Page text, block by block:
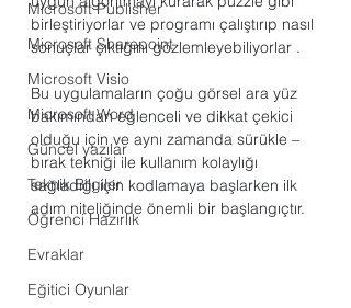
Microsoft Publisher
Microsoft Sharepoint
Microsoft Visio
Microsoft Word
Güncel yazılar
Teknik Bilgiler
Öğrenci Hazırlık
Evraklar
Eğitici Oyunlar
birleştiriyorlar ve programı çalıştırıp nasıl
sonuçlar çıktığını gözlemleyebiliyorlar .
Bu uygulamaların çoğu görsel ara yüz
bakımından eğlenceli ve dikkat çekici
olduğu için ve aynı zamanda sürükle –
bırak tekniği ile kullanım kolaylığı
sağladığı için kodlamaya başlarken ilk
adım niteliğinde önemli bir başlangıçtır.